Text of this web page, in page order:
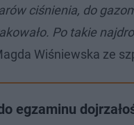
ciśnienia, do
Po takie
Wiśniewska ze
egzaminu